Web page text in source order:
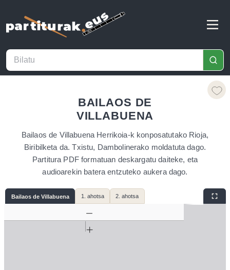
BAILAOS DE
VILLABUENA
Bailaos de Villabuena Herrikoia-k konposatutako Rioja,
Biribilketa da. Txistu, Dambolinerako moldatuta dago.
Partitura PDF formatuan deskargatu daiteke, eta
audioarekin batera entzuteko aukera dago.
Bailaos de Villabuena 1. ahotsa 2. ahotsa